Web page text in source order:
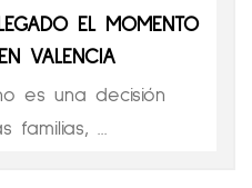
EL MOMENTO
VALENCIA
es una decisión
familias, ...